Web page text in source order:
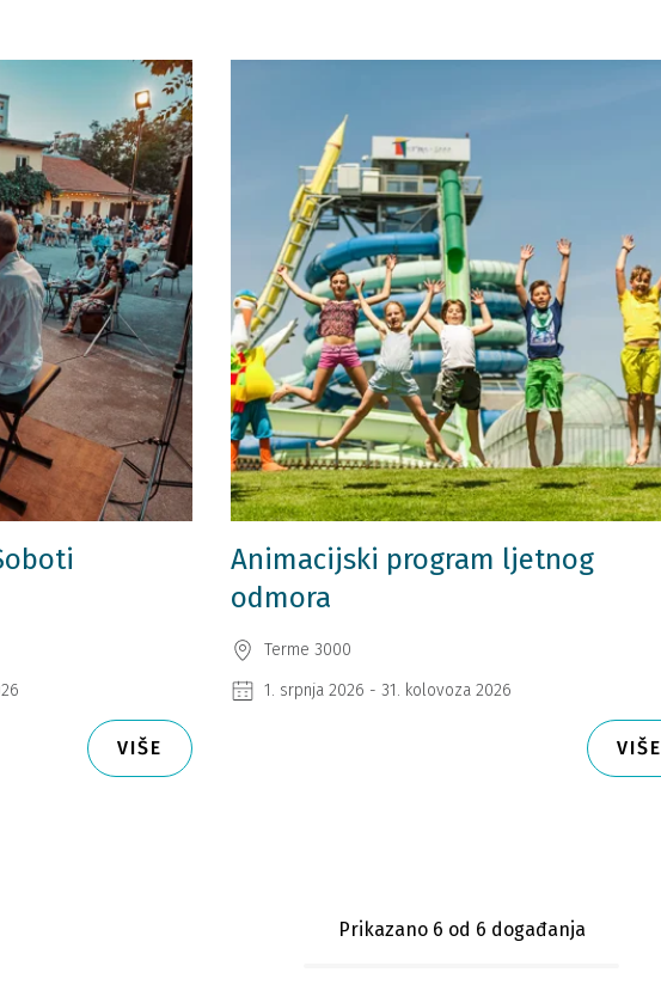
VIŠE
Animacijski program ljetnog
odmora
Terme 3000
1. srpnja 2026 - 31. kolovoza 2026
VIŠE
Prikazano 6 od 6 događanja